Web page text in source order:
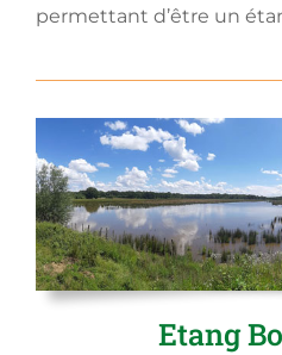
permettant d’être un
Etang